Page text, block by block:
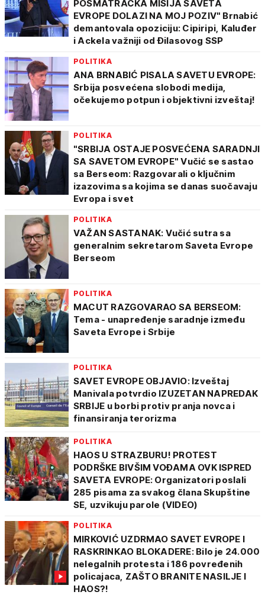
POSMATRAČKA MISIJA SAVETA
EVROPE DOLAZI NA MOJ POZIV" Brnabić
demantovala opoziciju: Cipiripi, Kaluđer
i Ackela važniji od Đilasovog SSP
POLITIKA
ANA BRNABIĆ PISALA SAVETU EVROPE:
Srbija posvećena slobodi medija,
očekujemo potpun i objektivni izveštaj!
POLITIKA
"SRBIJA OSTAJE POSVEĆENA SARADNJI
SA SAVETOM EVROPE" Vučić se sastao
sa Berseom: Razgovarali o ključnim
izazovima sa kojima se danas suočavaju
Evropa i svet
POLITIKA
VAŽAN SASTANAK: Vučić sutra sa
generalnim sekretarom Saveta Evrope
Berseom
POLITIKA
MACUT RAZGOVARAO SA BERSEOM:
Tema - unapređenje saradnje između
Saveta Evrope i Srbije
POLITIKA
SAVET EVROPE OBJAVIO: Izveštaj
Manivala potvrdio IZUZETAN NAPREDAK
SRBIJE u borbi protiv pranja novca i
finansiranja terorizma
POLITIKA
HAOS U STRAZBURU! PROTEST
PODRŠKE BIVŠIM VOĐAMA OVK ISPRED
SAVETA EVROPE: Organizatori poslali
285 pisama za svakog člana Skupštine
SE, uzvikuju parole (VIDEO)
POLITIKA
MIRKOVIĆ UZDRMAO SAVET EVROPE I
RASKRINKAO BLOKADERE: Bilo je 24.000
nelegalnih protesta i 186 povređenih
policajaca, ZAŠTO BRANITE NASILJE I
HAOS?!